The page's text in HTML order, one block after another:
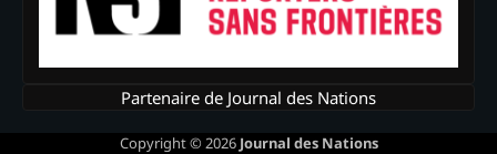
Partenaire de Journal des Nations
Copyright © 2026 Journal des Nations